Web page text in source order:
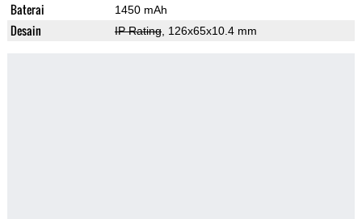
Baterai 1450 mAh
Desain IP Rating, 126x65x10.4 mm